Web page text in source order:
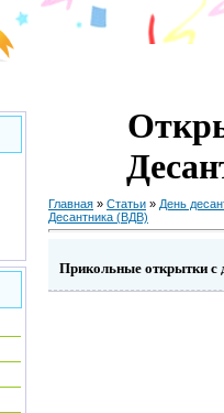
Главная » Статьи » День
Десантника (ВДВ)
Прикольные открытки с